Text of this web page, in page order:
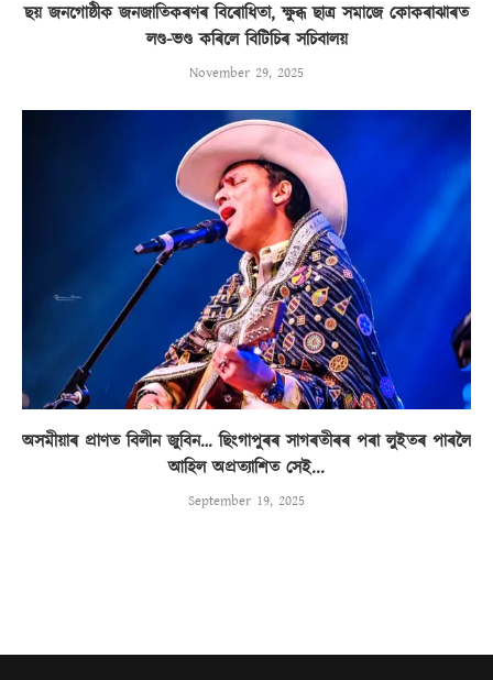
ছয় জনগোষ্ঠীক জনজাতিকৰণৰ বিৰোধিতা, ক্ষুব্ধ ছাত্ৰ সমাজে কোকৰাঝাৰত
লণ্ড-ভণ্ড কৰিলে বিটিচিৰ সচিবালয়
November 29, 2025
অসমীয়াৰ প্ৰাণত বিলীন জুবিন… ছিংগাপুৰৰ সাগৰতীৰৰ পৰা লুইতৰ পাৰলৈ
আহিল অপ্ৰত্যাশিত সেই...
September 19, 2025